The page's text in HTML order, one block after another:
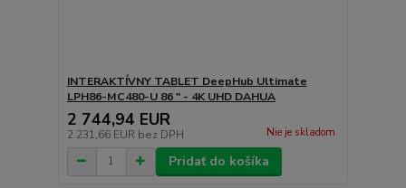
INTERAKTÍVNY TABLET DeepHub Ultimate
LPH86-MC480-U 86 " - 4K UHD DAHUA
2 744,94 EUR
2 231,66 EUR bez DPH Nie je skladom
Pridať do košíka